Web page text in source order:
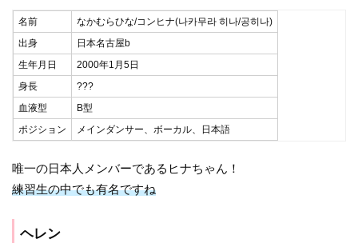
名前
なかむらひな/コンヒナ(나카무라 히나/공히나)
出身
日本名古屋b
生年月日
2000年1月5日
身長
???
血液型
B型
ポジション
メインダンサー、ボーカル、日本語
唯一の日本人メンバーであるヒナちゃん！
練習生の中でも有名ですね
ヘレン